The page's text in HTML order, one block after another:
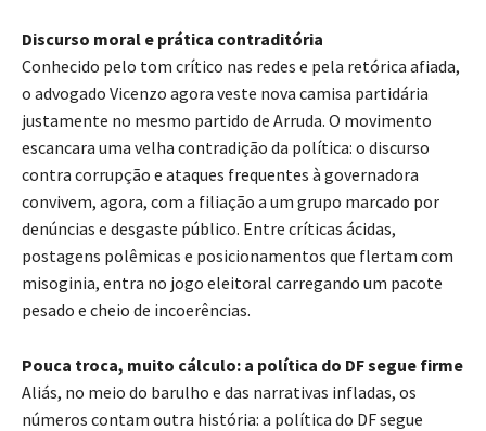
Discurso moral e prática contraditória
Conhecido pelo tom crítico nas redes e pela retórica afiada,
o advogado Vicenzo agora veste nova camisa partidária
justamente no mesmo partido de Arruda. O movimento
escancara uma velha contradição da política: o discurso
contra corrupção e ataques frequentes à governadora
convivem, agora, com a filiação a um grupo marcado por
denúncias e desgaste público. Entre críticas ácidas,
postagens polêmicas e posicionamentos que flertam com
misoginia, entra no jogo eleitoral carregando um pacote
pesado e cheio de incoerências.
Pouca troca, muito cálculo: a política do DF segue firme
Aliás, no meio do barulho e das narrativas infladas, os
números contam outra história: a política do DF segue